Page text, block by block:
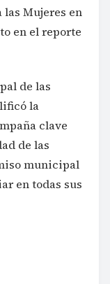
las Mujeres en
en el reporte
de las
la
clave
de las
municipal
en todas sus